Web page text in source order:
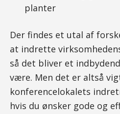
planter
Der findes et utal af
at indrette
så det bliver et
være. Men det er altså
konferencelokalets
hvis du ønsker gode og